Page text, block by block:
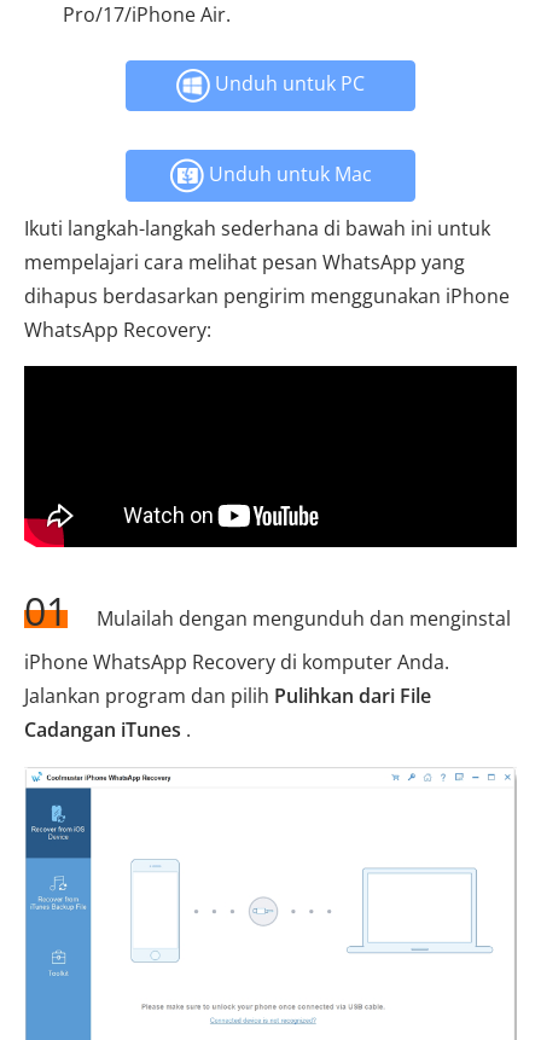
Pro/17/iPhone Air.
Unduh untuk PC
Unduh untuk Mac
Ikuti langkah-langkah sederhana di bawah ini untuk
mempelajari cara melihat pesan WhatsApp yang
dihapus berdasarkan pengirim menggunakan iPhone
WhatsApp Recovery:
01
Mulailah dengan mengunduh dan menginstal
iPhone WhatsApp Recovery di komputer Anda.
Jalankan program dan pilih Pulihkan dari File
Cadangan iTunes .